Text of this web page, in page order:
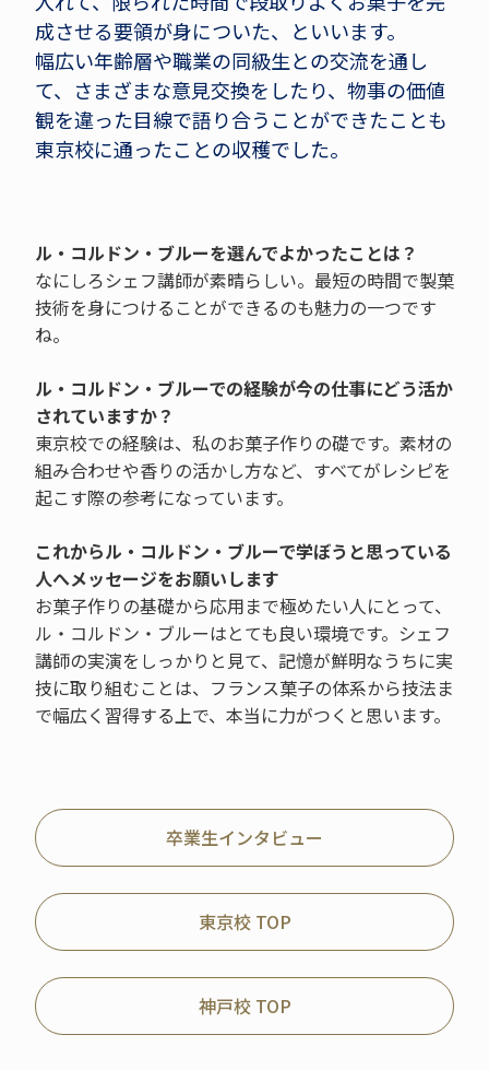
成させる要領が身についた、といいます。
幅広い年齢層や職業の同級生との交流を通し
て、さまざまな意見交換をしたり、物事の価値
観を違った目線で語り合うことができたことも
東京校に通ったことの収穫でした。
ル・コルドン・ブルーを選んでよかったことは？
なにしろシェフ講師が素晴らしい。最短の時間で製菓
技術を身につけることができるのも魅力の一つです
ね。
ル・コルドン・ブルーでの経験が今の仕事にどう活か
されていますか？
東京校での経験は、私のお菓子作りの礎です。素材の
組み合わせや香りの活かし方など、すべてがレシピを
起こす際の参考になっています。
これからル・コルドン・ブルーで学ぼうと思っている
人へメッセージをお願いします
お菓子作りの基礎から応用まで極めたい人にとって、
ル・コルドン・ブルーはとても良い環境です。シェフ
講師の実演をしっかりと見て、記憶が鮮明なうちに実
技に取り組むことは、フランス菓子の体系から技法ま
で幅広く習得する上で、本当に力がつくと思います。
卒業生インタビュー
東京校 TOP
神戸校 TOP